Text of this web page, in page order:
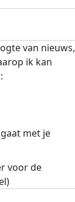
van nieuws,
ik kan
met je
voor de